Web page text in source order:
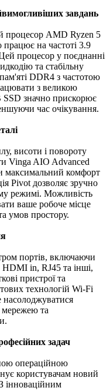
завдань
процесор AMD Ryzen 5
на частоті 3.9
процесор у поєднанні
та стабільну
DDR4 з частотою
з великою
SSD значно прискорює
час очікування.
висоти і повороту
Vinga AIO Advanced
максимальний комфорт
Pivot дозволяє зручно
режимі. Можливість
ваше робоче місце
умов простору.
портів, включаючи
in, RJ45 та інші,
пристрої та
технологій Wi-Fi
мережею та
задач
операційною
користувачам новий
інноваційним